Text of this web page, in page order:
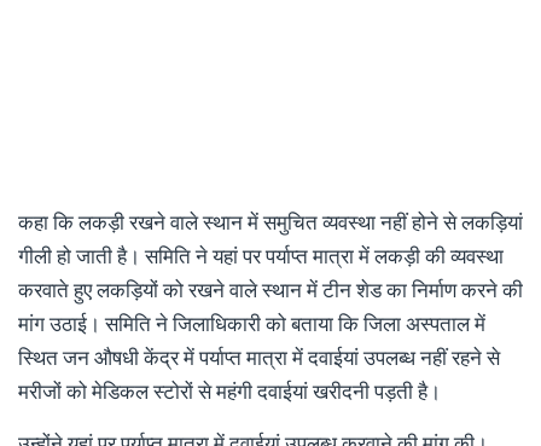
कहा कि लकड़ी रखने वाले स्थान में समुचित व्यवस्था नहीं होने से लकड़ियां
गीली हो जाती है। समिति ने यहां पर पर्याप्त मात्रा में लकड़ी की व्यवस्था
करवाते हुए लकड़ियों को रखने वाले स्थान में टीन शेड का निर्माण करने की
मांग उठाई। समिति ने जिलाधिकारी को बताया कि जिला अस्पताल में
स्थित जन औषधी केंद्र में पर्याप्त मात्रा में दवाईयां उपलब्ध नहीं रहने से
मरीजों को मेडिकल स्टोरों से महंगी दवाईयां खरीदनी पड़ती है।